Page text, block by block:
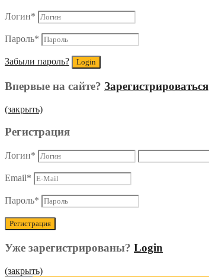
Логин*
Пароль*
Забыли пароль?
Впервые на сайте? Зарегистрироваться
(закрыть)
Регистрация
Логин*
Email*
Пароль*
Уже зарегистрированы? Login
(закрыть)